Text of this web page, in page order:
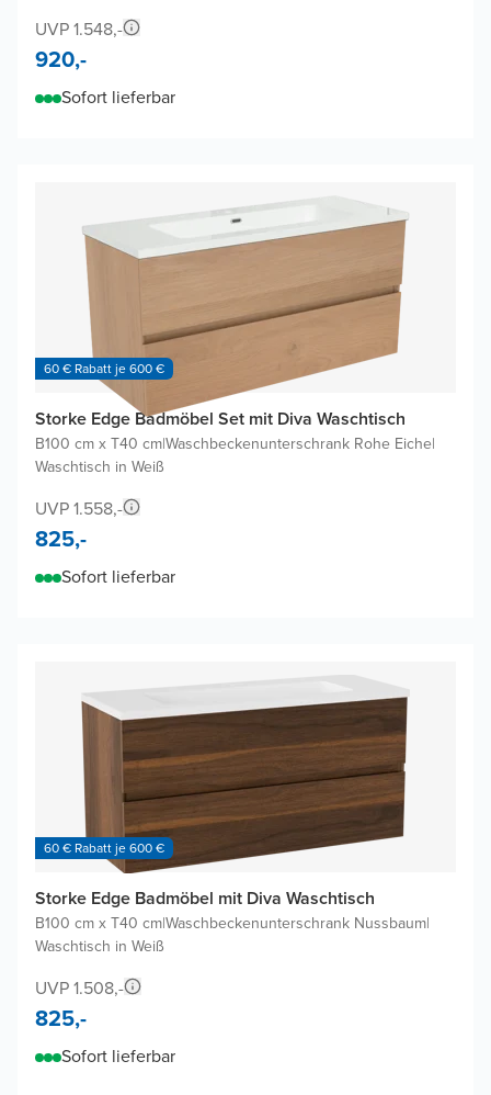
UVP 1.548,-
920,-
Sofort lieferbar
60 € Rabatt je 600 €
Storke Edge Badmöbel Set mit Diva Waschtisch
B100 cm x T40 cm|Waschbeckenunterschrank Rohe Eiche|
Waschtisch in Weiß
UVP 1.558,-
825,-
Sofort lieferbar
60 € Rabatt je 600 €
Storke Edge Badmöbel mit Diva Waschtisch
B100 cm x T40 cm|Waschbeckenunterschrank Nussbaum|
Waschtisch in Weiß
UVP 1.508,-
825,-
Sofort lieferbar